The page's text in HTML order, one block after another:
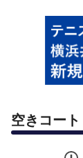
空きコー